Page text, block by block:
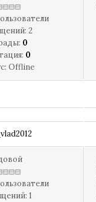
2
0
0
Offline
1